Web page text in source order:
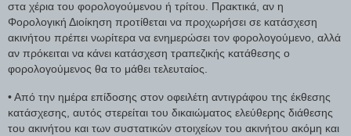
στα χέρια του φορολογούμενου ή τρίτου. Πρακτικά, αν η
Φορολογική Διοίκηση προτίθεται να προχωρήσει σε κατάσχεση
ακινήτου πρέπει νωρίτερα να ενημερώσει τον φορολογούμενο, αλλά
αν πρόκειται να κάνει κατάσχεση τραπεζικής κατάθεσης ο
φορολογούμενος θα το μάθει τελευταίος.
• Από την ημέρα επίδοσης στον οφειλέτη αντιγράφου της έκθεσης
κατάσχεσης, αυτός στερείται του δικαιώματος ελεύθερης διάθεσης
του ακινήτου και των συστατικών στοιχείων του ακινήτου ακόμη και